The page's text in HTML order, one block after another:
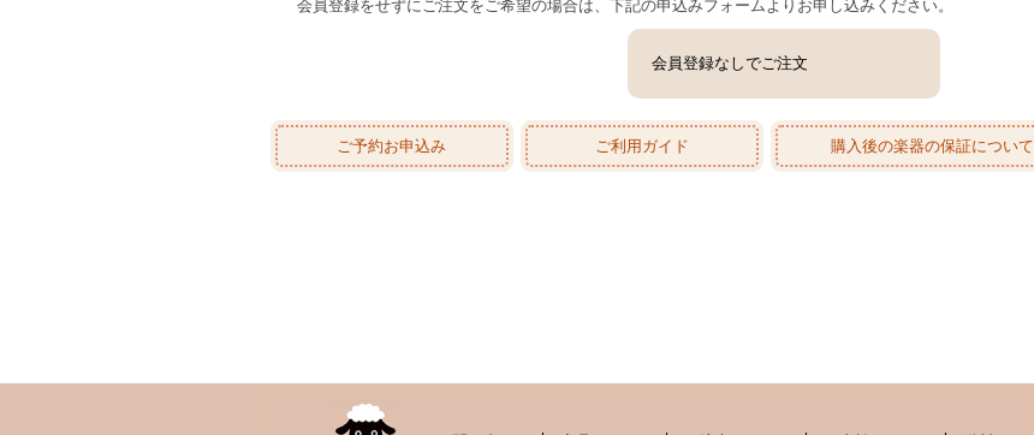
会員登録をせずにご注文をご希望の場合は、下記の申込みフォームよりお申し込みください。
会員登録なしでご注文
ご予約お申込み ご利用ガイド 購入後の楽器の保証について